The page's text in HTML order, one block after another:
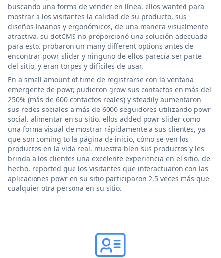
buscando una forma de vender en línea. ellos wanted para
mostrar a los visitantes la calidad de su producto, sus
diseños livianos y ergonómicos, de una manera visualmente
atractiva. su dotCMS no proporcionó una solución adecuada
para esto. probaron un many different options antes de
encontrar powr slider y ninguno de ellos parecía ser parte
del sitio, y eran torpes y difíciles de usar.
En a small amount of time de registrarse con la ventana
emergente de powr, pudieron grow sus contactos en más del
250% (más de 600 contactos reales) y steadily aumentaron
sus redes sociales a más de 6000 seguidores utilizando powr
social. alimentar en su sitio. ellos added powr slider como
una forma visual de mostrar rápidamente a sus clientes, ya
que son coming to la página de inicio, cómo se ven los
productos en la vida real. muestra bien sus productos y les
brinda a los clientes una excelente experiencia en el sitio. de
hecho, reported que los visitantes que interactuaron con las
aplicaciones powr en su sitio participaron 2.5 veces más que
cualquier otra persona en su sitio.